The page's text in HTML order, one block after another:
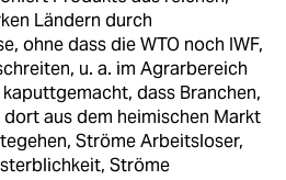
Ländern durch
ohne dass die WTO noch IWF,
u. a. im Agrarbereich
dass Branchen,
dort aus dem heimischen Markt
Ströme Arbeitsloser,
Ströme